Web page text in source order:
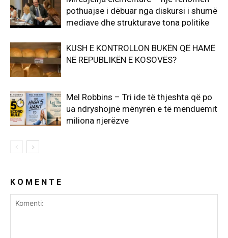
pothuajse i dëbuar nga diskursi i shumë
mediave dhe strukturave tona politike
KUSH E KONTROLLON BUKËN QË HAMË
NË REPUBLIKËN E KOSOVËS?
Mel Robbins – Tri ide të thjeshta që po
ua ndryshojnë mënyrën e të menduemit
miliona njerëzve
K O M E N T E